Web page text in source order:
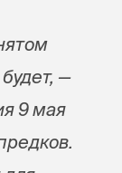
—
9 мая